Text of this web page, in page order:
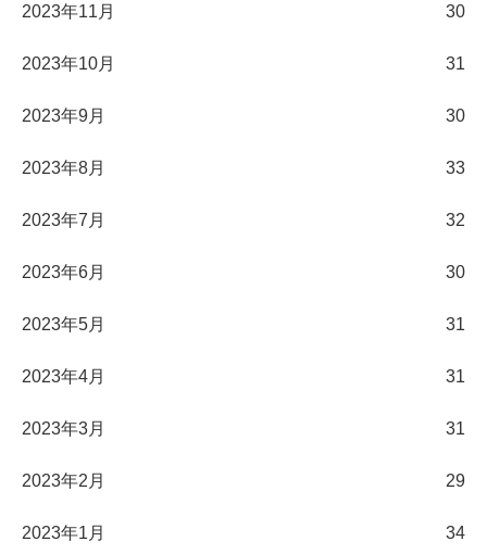
2023年11月 30
2023年10月 31
2023年9月 30
2023年8月 33
2023年7月 32
2023年6月 30
2023年5月 31
2023年4月 31
2023年3月 31
2023年2月 29
2023年1月 34